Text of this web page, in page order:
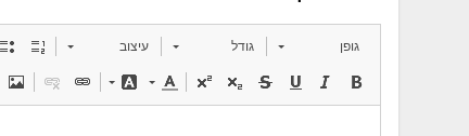
גופן גודל עיצוב